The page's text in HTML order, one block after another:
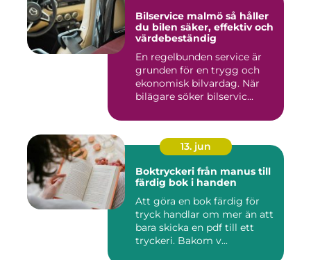
Bilservice malmö så håller
du bilen säker, effektiv och
värdebeständig
En regelbunden service är
grunden för en trygg och
ekonomisk bilvardag. När
bilägare söker bilservic...
13. jun
Boktryckeri från manus till
färdig bok i handen
Att göra en bok färdig för
tryck handlar om mer än att
bara skicka en pdf till ett
tryckeri. Bakom v...